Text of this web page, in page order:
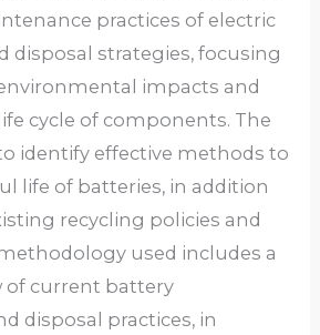
practices of electric
disposal strategies, focusing
impacts and
cycle of components. The
identify effective methods to
life of batteries, in addition
recycling policies and
used includes a
of current battery
disposal practices, in